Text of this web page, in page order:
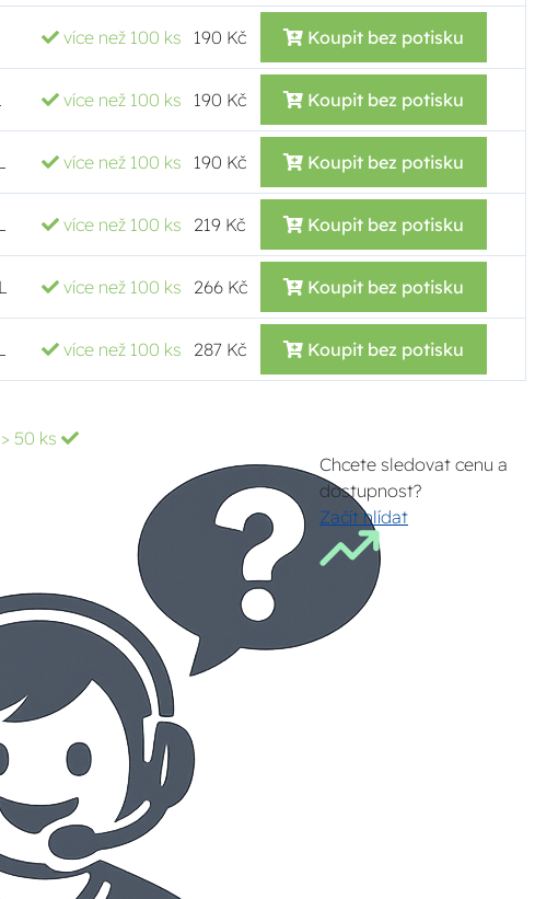
více než 100 ks 190 Kč Koupit bez potisku
více než 100 ks 190 Kč Koupit bez potisku
více než 100 ks 190 Kč Koupit bez potisku
více než 100 ks 219 Kč Koupit bez potisku
více než 100 ks 266 Kč Koupit bez potisku
více než 100 ks 287 Kč Koupit bez potisku
> 50 ks
Chcete sledovat cenu a
dostupnost?
Začít hlídat